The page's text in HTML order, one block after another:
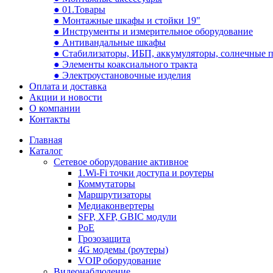
● 01.Товары
● Монтажные шкафы и стойки 19"
● Инструменты и измерительное оборудование
● Антивандальные шкафы
● Стабилизаторы, ИБП, аккумуляторы, солнечные
● Элементы коаксиального тракта
● Электроустановочные изделия
Оплата и доставка
Акции и новости
О компании
Контакты
Главная
Каталог
Сетевое оборудование активное
1.Wi-Fi точки доступа и роутеры
Коммутаторы
Маршрутизаторы
Медиаконвертеры
SFP, XFP, GBIC модули
PoE
Грозозащита
4G модемы (роутеры)
VOIP оборудование